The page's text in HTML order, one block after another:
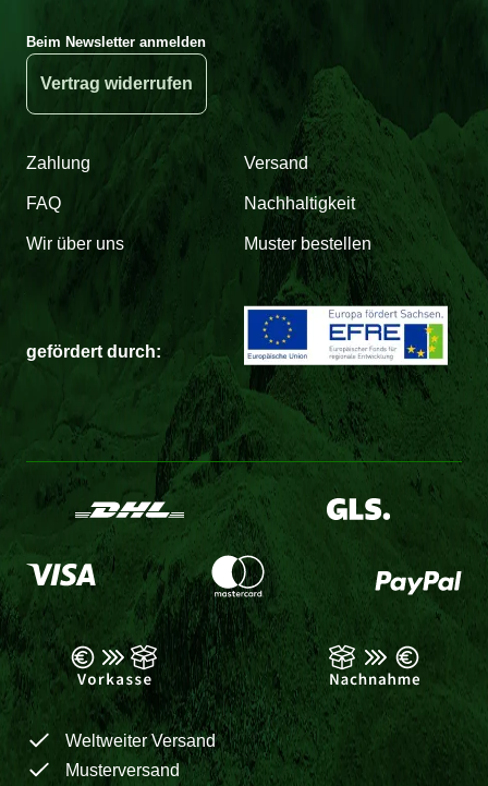
Beim Newsletter anmelden
Vertrag widerrufen
Zahlung Versand
FAQ Nachhaltigkeit
Wir über uns Muster bestellen
gefördert durch:
Weltweiter Versand
Musterversand